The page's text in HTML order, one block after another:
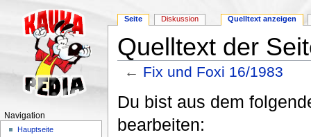
Quelltext der
← Fix und Foxi 16/1983
Du bist aus dem
bearbeiten:
Seite Diskussion Quelltext anzeigen
Navigation
Hauptseite